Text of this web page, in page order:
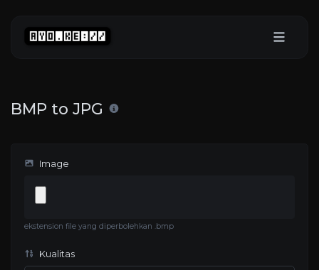
BMP to JPG
Image
ekstension file yang diperbolehkan .bmp
Kualitas